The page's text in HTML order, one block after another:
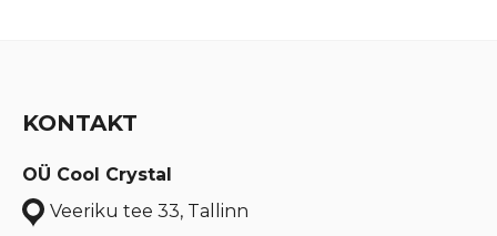
KONTAKT
OÜ Cool Crystal
Veeriku tee 33, Tallinn